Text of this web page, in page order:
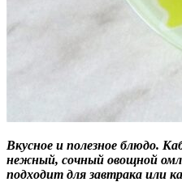
Вкусное и полезное блюдо.
нежный, сочный овощной
подходит для завтрака или